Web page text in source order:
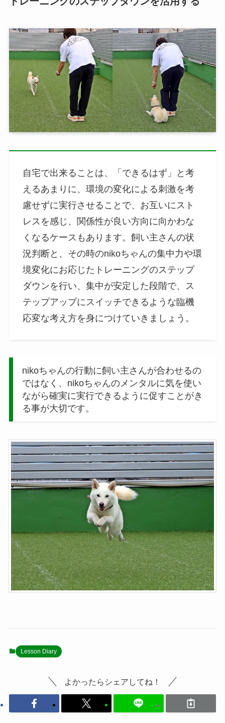
自宅で出来ることは、「できるはず」と考
えるあまりに、環境の変化による刺激を考
慮せずに実行させることで、お互いにスト
レスを感じ、関係性が良い方向に向かわな
くなるケースもあります。飼い主さんの状
況判断と、その時のnikoちゃんの集中力や環
境変化にお応じたトレーニングのステップ
ダウンを行い、集中が安定した段階で、ス
テップアップにスイッチできるような臨機
応変な考え方を身につけていきましょう。
nikoちゃんの行動に飼い主さんが合わせるの
ではなく、nikoちゃんのメンタルに気を使い
ながら確実に実行できるように促すことがき
る事が大切です。
Lesson Diary
よかったらシェアしてね！